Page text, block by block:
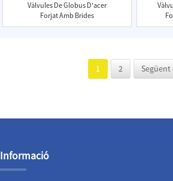
Vàlvules De Globus D'acer
Forjat Amb Brides
1 2 Següent
Informació